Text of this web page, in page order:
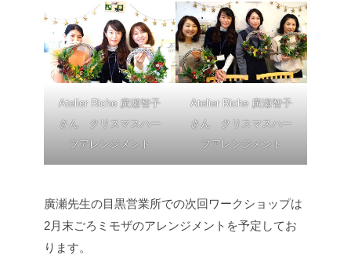
Atelier Riche 廣瀬智子
さん クリスマスハー
フアレンジメント
Atelier Riche 廣瀬智子
さん クリスマスハー
フアレンジメント
廣瀬先生の目黒営業所での次回ワークショップは
2月末ごろミモザのアレンジメントを予定してお
ります。